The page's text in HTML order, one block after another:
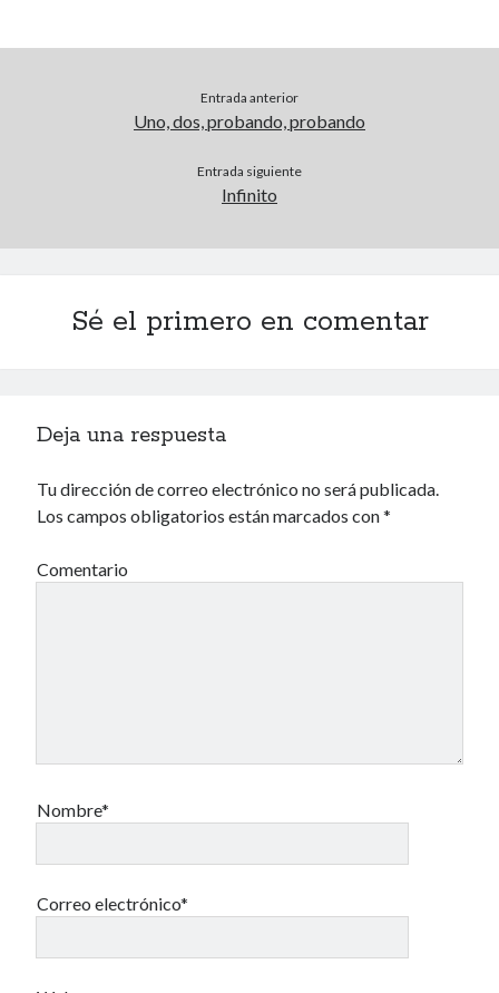
El hombre que comía diccionarios
Korochi Industries
La decadencia del ingenio
Patada al diccionario
00-22-05-2002
Aquí hay galletitas. Tómalas o déjalas.Política de cookies
Entrada anterior
Uno, dos, probando, probando
Entrada siguiente
Infinito
Sé el primero en comentar
Deja una respuesta
Tu dirección de correo electrónico no será publicada.
Los campos obligatorios están marcados con*
Comentario
Nombre*
Correo electrónico*